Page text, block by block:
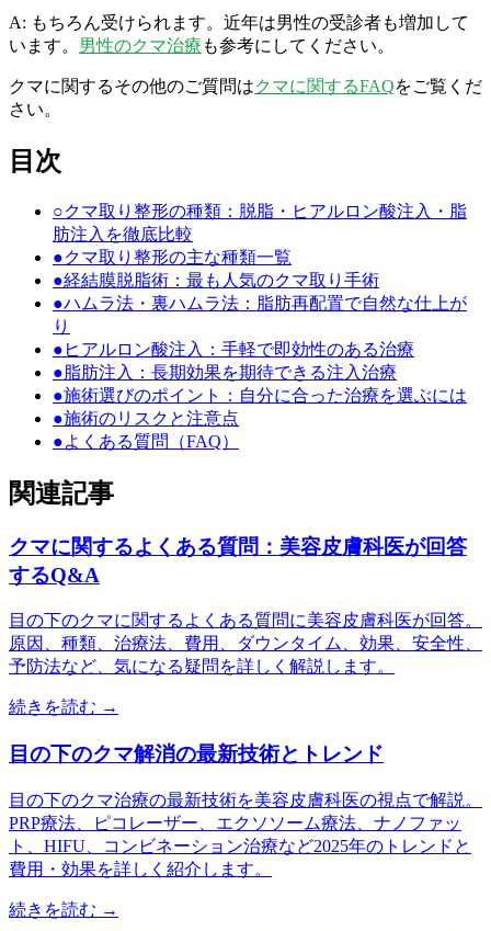
A: もちろん受けられます。近年は男性の受診者も増加して
います。 男性のクマ治療 も参考にしてください。
クマに関するその他のご質問はクマに関するFAQをご覧くだ
さい。
目次
○クマ取り整形の種類：脱脂・ヒアルロン酸注入・脂
肪注入を徹底比較
●クマ取り整形の主な種類一覧
●経結膜脱脂術：最も人気のクマ取り手術
●ハムラ法・裏ハムラ法：脂肪再配置で自然な仕上が
り
● ヒアルロン酸注入：手軽で即効性のある治療
● 脂肪注入：長期効果を期待できる注入治療
●施術選びのポイント：自分に合った治療を選ぶには
●施術のリスクと注意点
●よくある質問（FAQ）
関連記事
クマに関するよくある質問：美容皮膚科医が回答
するQ&A
目の下のクマに関するよくある質問に美容皮膚科医が回答。
原因、種類、治療法、費用、ダウンタイム、効果、安全性、
予防法など、気になる疑問を詳しく解説します。
続きを読む →
目の下のクマ解消の最新技術とトレンド
目の下のクマ治療の最新技術を美容皮膚科医の視点で解説。
PRP療法、ピコレーザー、エクソソーム療法、ナノファッ
ト、HIFU、コンビネーション治療など2025年のトレンドと
費用・効果を詳しく紹介します。
続きを読む →